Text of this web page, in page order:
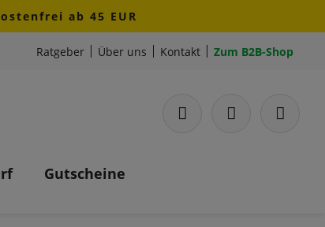
ab 45 EUR
Ratgeber Über uns Kontakt Zum B2B-Shop
Gutscheine